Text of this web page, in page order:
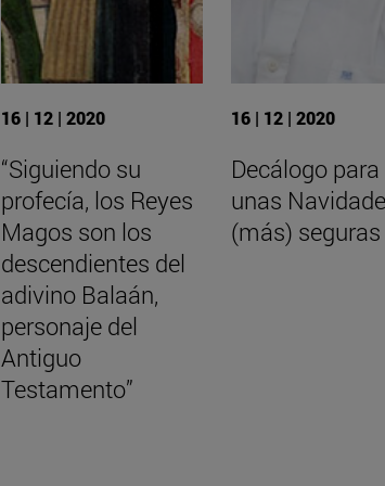
16 | 12 | 2020
“Siguiendo su
profecía, los Reyes
Magos son los
descendientes del
adivino Balaán,
personaje del
Antiguo
Testamento”
16 | 12 | 2020
Decálogo para
unas
(más) seguras